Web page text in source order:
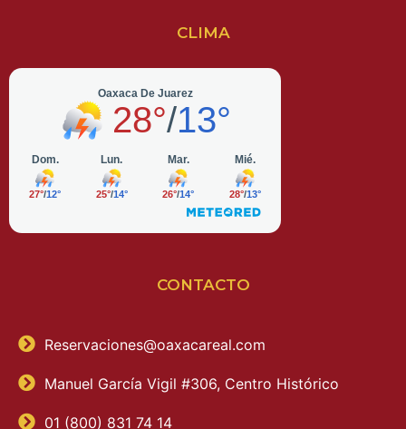
CLIMA
CONTACTO
Reservaciones@oaxacareal.com
Manuel García Vigil #306, Centro Histórico
01 (800) 831 74 14